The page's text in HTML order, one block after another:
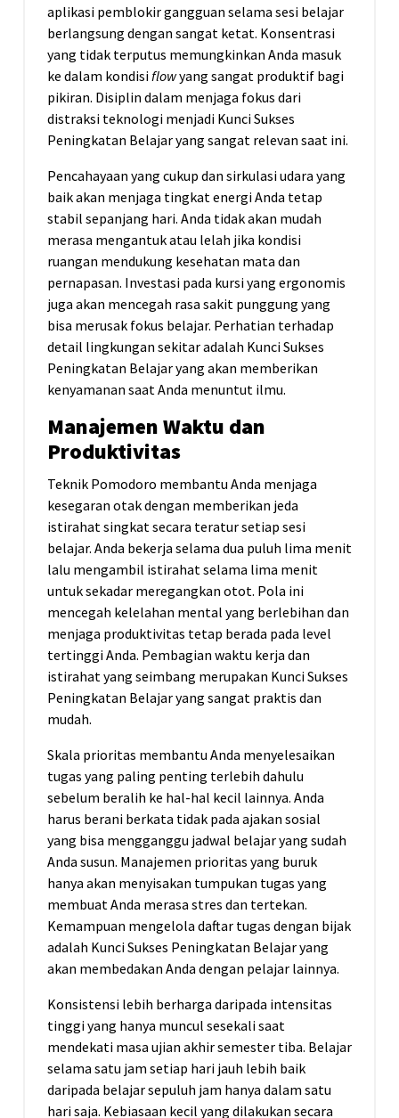
aplikasi pemblokir gangguan selama sesi belajar
berlangsung dengan sangat ketat. Konsentrasi
yang tidak terputus memungkinkan Anda masuk
ke dalam kondisi flowyang sangat produktif bagi
pikiran. Disiplin dalam menjaga fokus dari
distraksi teknologi menjadi Kunci Sukses
Peningkatan Belajar yang sangat relevan saat ini.
Pencahayaan yang cukup dan sirkulasi udara yang
baik akan menjaga tingkat energi Anda tetap
stabil sepanjang hari. Anda tidak akan mudah
merasa mengantuk atau lelah jika kondisi
ruangan mendukung kesehatan mata dan
pernapasan. Investasi pada kursi yang ergonomis
juga akan mencegah rasa sakit punggung yang
bisa merusak fokus belajar. Perhatian terhadap
detail lingkungan sekitar adalah Kunci Sukses
Peningkatan Belajar yang akan memberikan
kenyamanan saat Anda menuntut ilmu.
Manajemen Waktu dan
Produktivitas
Teknik Pomodoro membantu Anda menjaga
kesegaran otak dengan memberikan jeda
istirahat singkat secara teratur setiap sesi
belajar. Anda bekerja selama dua puluh lima menit
lalu mengambil istirahat selama lima menit
untuk sekadar meregangkan otot. Pola ini
mencegah kelelahan mental yang berlebihan dan
menjaga produktivitas tetap berada pada level
tertinggi Anda. Pembagian waktu kerja dan
istirahat yang seimbang merupakan Kunci Sukses
Peningkatan Belajar yang sangat praktis dan
mudah.
Skala prioritas membantu Anda menyelesaikan
tugas yang paling penting terlebih dahulu
sebelum beralih ke hal-hal kecil lainnya. Anda
harus berani berkata tidak pada ajakan sosial
yang bisa mengganggu jadwal belajar yang sudah
Anda susun. Manajemen prioritas yang buruk
hanya akan menyisakan tumpukan tugas yang
membuat Anda merasa stres dan tertekan.
Kemampuan mengelola daftar tugas dengan bijak
adalah Kunci Sukses Peningkatan Belajar yang
akan membedakan Anda dengan pelajar lainnya.
Konsistensi lebih berharga daripada intensitas
tinggi yang hanya muncul sesekali saat
mendekati masa ujian akhir semester tiba. Belajar
selama satu jam setiap hari jauh lebih baik
daripada belajar sepuluh jam hanya dalam satu
hari saja. Kebiasaan kecil yang dilakukan secara